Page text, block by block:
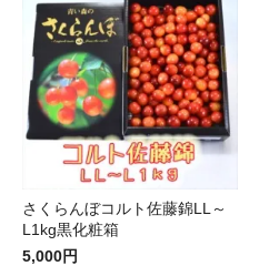
さくらんぼコルト佐藤錦LL～
L1kg黒化粧箱
5,000円